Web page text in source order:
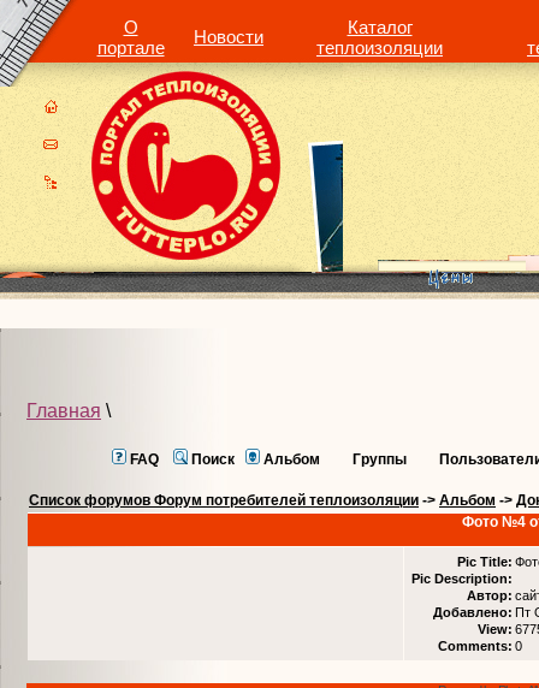
О
портале
Новости
Каталог
теплоизоляции
Главная \
FAQ Поиск Альбом Группы
Список форумов Форум потребителей теплоизоляции -> Альбом ->
Фото №4
Pic Title:
Pic Description:
Автор:
Добавлено: Пт
View:
Comments: 0